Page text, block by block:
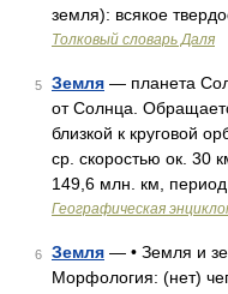
земля): всякое
Толковый словарь Даля
5 Земля — планета
от Солнца.
близкой к круговой
ср. скоростью ок. 30
149,6 млн. км,
Географическая
6 Земля — • Земля и
Морфология: (нет)